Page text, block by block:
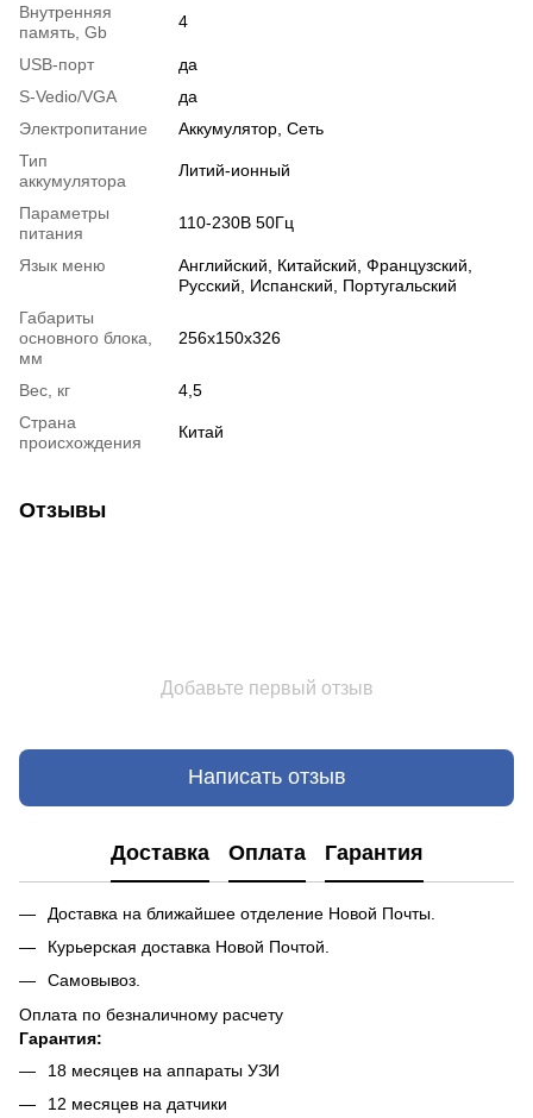
Внутренняя
память, Gb
4
USB-порт
да
S-Vedio/VGA
да
Электропитание
Аккумулятор, Сеть
Тип
аккумулятора
Литий-ионный
Параметры
питания
110-230В 50Гц
Язык меню
Английский, Китайский, Французский,
Русский, Испанский, Португальский
Габариты
основного блока,
мм
256х150х326
Вес, кг
4,5
Страна
происхождения
Китай
Отзывы
Добавьте первый отзыв
Написать отзыв
Доставка Оплата Гарантия
Доставка на ближайшее отделение Новой Почты.
Курьерская доставка Новой Почтой.
Самовывоз.
Оплата по безналичному расчету
Гарантия:
18 месяцев на аппараты УЗИ
12 месяцев на датчики